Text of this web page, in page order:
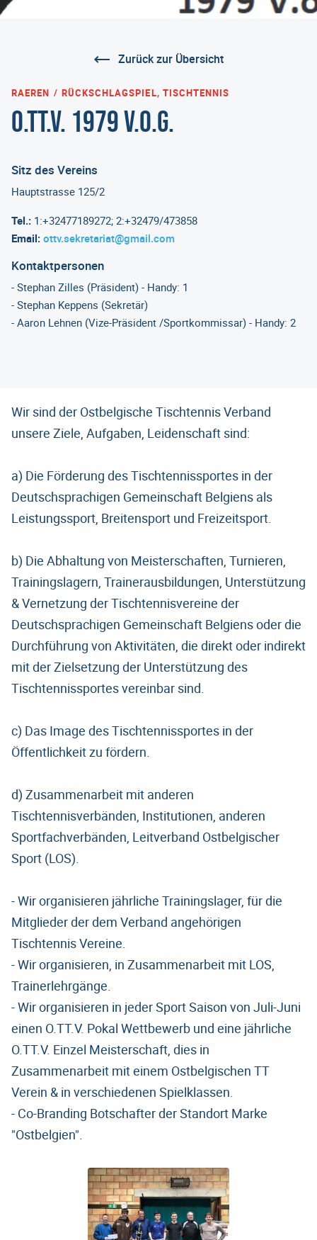
Zurück zur Übersicht
RAEREN RÜCKSCHLAGSPIEL, TISCHTENNIS
O.TT.V. 1979 V.o.G.
Sitz des Vereins
Hauptstrasse 125/2
Tel.: 1:+32477189272; 2:+32479/473858
Email: ottv.sekretariat@gmail.com
Kontaktpersonen
- Stephan Zilles (Präsident) - Handy: 1
- Stephan Keppens (Sekretär)
- Aaron Lehnen (Vize-Präsident /Sportkommissar) - Handy: 2
Wir sind der Ostbelgische Tischtennis Verband
unsere Ziele, Aufgaben, Leidenschaft sind:
a) Die Förderung des Tischtennissportes in der
Deutschsprachigen Gemeinschaft Belgiens als
Leistungssport, Breitensport und Freizeitsport.
b) Die Abhaltung von Meisterschaften, Turnieren,
Trainingslagern, Trainerausbildungen, Unterstützung
& Vernetzung der Tischtennisvereine der
Deutschsprachigen Gemeinschaft Belgiens oder die
Durchführung von Aktivitäten, die direkt oder indirekt
mit der Zielsetzung der Unterstützung des
Tischtennissportes vereinbar sind.
c) Das Image des Tischtennissportes in der
Öffentlichkeit zu fördern.
d) Zusammenarbeit mit anderen
Tischtennisverbänden, Institutionen, anderen
Sportfachverbänden, Leitverband Ostbelgischer
Sport (LOS).
- Wir organisieren jährliche Trainingslager, für die
Mitglieder der dem Verband angehörigen
Tischtennis Vereine.
- Wir organisieren, in Zusammenarbeit mit LOS,
Trainerlehrgänge.
- Wir organisieren in jeder Sport Saison von Juli-Juni
einen O.TT.V. Pokal Wettbewerb und eine jährliche
O.TT.V. Einzel Meisterschaft, dies in
Zusammenarbeit mit einem Ostbelgischen TT
Verein & in verschiedenen Spielklassen.
- Co-Branding Botschafter der Standort Marke
"Ostbelgien".